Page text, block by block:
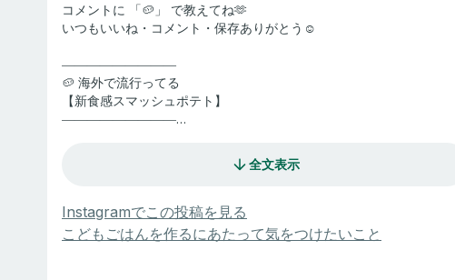
コメントに 「🥔」 で教えてね🫶
いつもいいね・コメント・保存ありがとう☺️
―――――――――
🥔 海外で流行ってる
【新食感スマッシュポテト】
―――――――――
「これ家でもできる？」って思ったけど
だから
フライパンでやってみたら…
全文表示
Instagramでこの投稿を見る
こどもごはんを作るにあたって気をつけたいこと